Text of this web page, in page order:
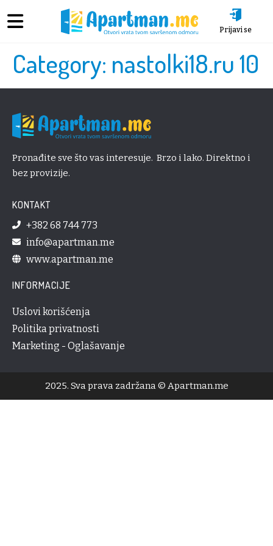
Prijavi se
Category: nastolki18.ru 10
Pronađite sve što vas interesuje. Brzo i lako. Direktno i
bez provizije.
KONTAKT
+382 68 744 773
info@apartman.me
www.apartman.me
INFORMACIJE
Uslovi korišćenja
Politika privatnosti
Marketing - Oglašavanje
2025. Sva prava zadržana © Apartman.me